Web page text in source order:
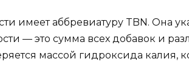
имеет аббревиатуру TBN. Она
— это сумма всех добавок и
массой гидроксида